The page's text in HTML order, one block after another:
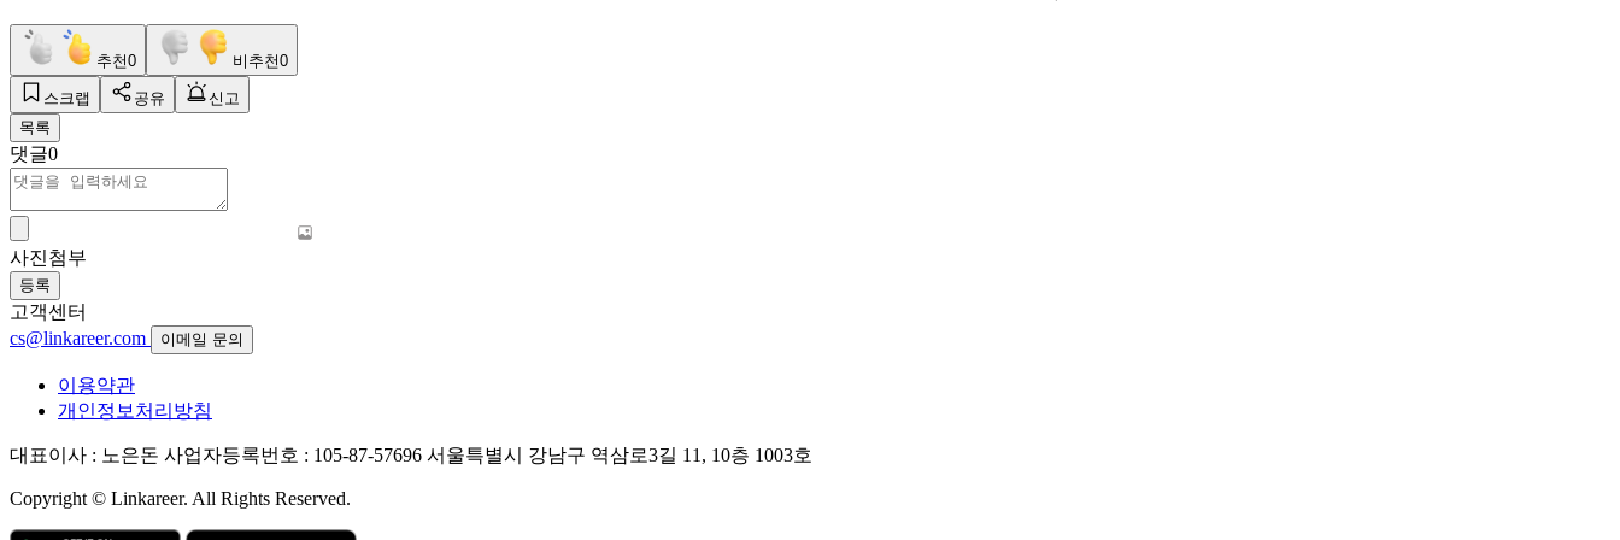
추천0 비추천0
스크랩 공유
신고
목록
댓글0
사진첨부
등록
고객센터
cs@linkareer.com
이메일 문의
이용약관
개인정보처리방침
대표이사 : 노은돈 사업자등록번호 : 105-87-57696 서울특별시 강남구 역삼로3길 11, 10층 1003호
Copyright © Linkareer. All Rights Reserved.